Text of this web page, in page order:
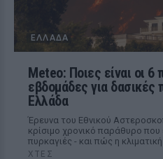
ΕΛΛΆΔΑ
Meteo: Ποιες είναι οι 6
εβδομάδες για δασικές
Ελλάδα
Έρευνα του Εθνικού
κρίσιμο χρονικό παράθυρο που
πυρκαγιές - και πώς η
ΧΤΕΣ